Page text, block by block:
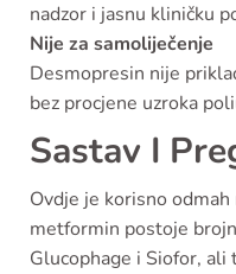
nadzor i jasnu kliničku
Nije za samoliječenje
Desmopresin nije
bez procjene uzroka
Sastav I
Ovdje je korisno
metformin postoje
Glucophage i Siofor,